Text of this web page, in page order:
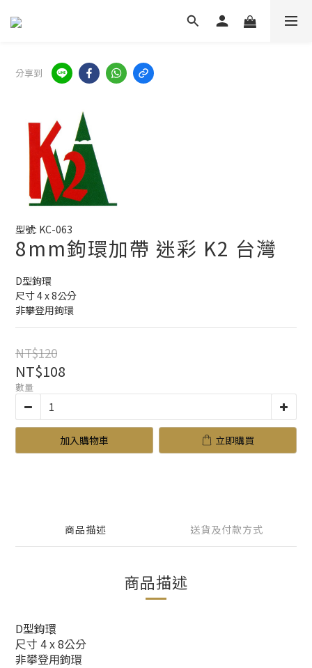
分享到
型號: KC-063
8mm鉤環加帶 迷彩 K2 台灣
D型鉤環
尺寸 4 x 8公分
非攀登用鉤環
NT$120
NT$108
數量
加入購物車 立即購買
商品描述 送貨及付款方式
商品描述
D型鉤環
尺寸 4 x 8公分
非攀登用鉤環